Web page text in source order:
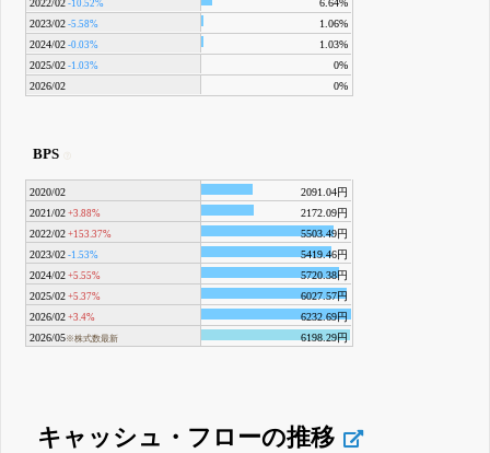
2022/02 -10.52%
6.64%
2023/02 -5.58%
1.06%
2024/02 -0.03%
1.03%
2025/02 -1.03%
0%
2026/02
0%
BPS
2020/02
2091.04円
2021/02 +3.88%
2172.09円
2022/02 +153.37%
5503.49円
2023/02 -1.53%
5419.46円
2024/02 +5.55%
5720.38円
2025/02 +5.37%
6027.57円
2026/02 +3.4%
6232.69円
2026/05※株式数最新 6198.29円
キャッシュ・フローの推移